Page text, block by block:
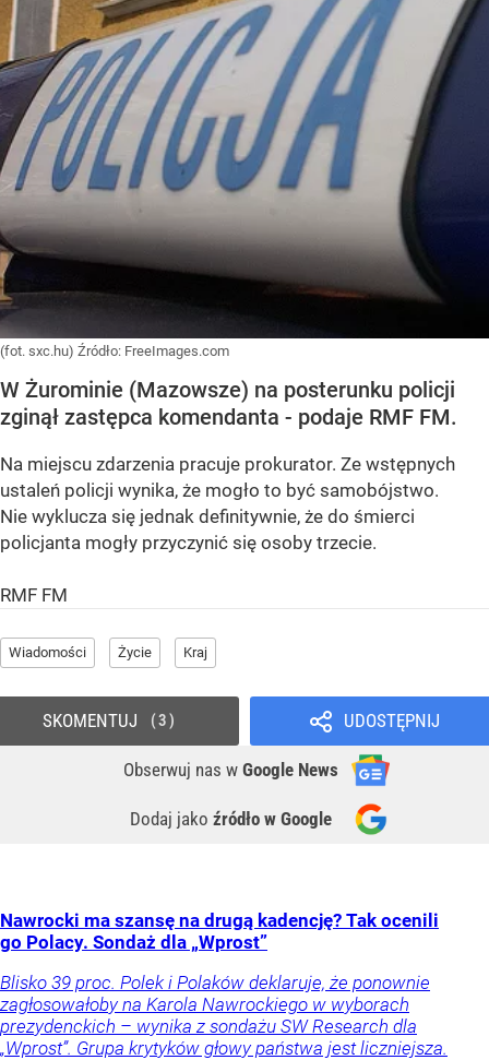
(fot. sxc.hu) Źródło: FreeImages.com
W Żurominie (Mazowsze) na posterunku policji
zginął zastępca komendanta - podaje RMF FM.
Na miejscu zdarzenia pracuje prokurator. Ze wstępnych
ustaleń policji wynika, że mogło to być samobójstwo.
Nie wyklucza się jednak definitywnie, że do śmierci
policjanta mogły przyczynić się osoby trzecie.
RMF FM
Wiadomości Życie Kraj
UDOSTĘPNIJ
Obserwuj nas w Google News
Dodaj jako źródło w Google
SKOMENTUJ 3
Nawrocki ma szansę na drugą kadencję? Tak ocenili
go Polacy. Sondaż dla „Wprost”
Blisko 39 proc. Polek i Polaków deklaruje, że ponownie
zagłosowałoby na Karola Nawrockiego w wyborach
prezydenckich – wynika z sondażu SW Research dla
„Wprost”. Grupa krytyków głowy państwa jest liczniejsza.